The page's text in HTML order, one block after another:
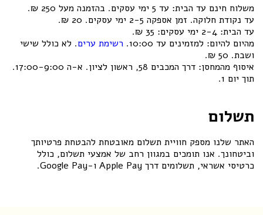
משלוח חינם עד הבית: עד 5 ימי עסקים. בהזמנה מעל 250 ₪.
עד נקודת חלוקה. זמן אספקה 2-5 ימי עסקים. 20 ₪.
עד הבית: 2-4 ימי עסקים: 35 ₪.
מהיום להיום: למזמינים עד 10:00.
רשימת ערים. לא כולל שישי
ושבת. 50 ₪.
איסוף מהמחסן: דרך המכבים 58, ראשון לציון. א-ה 17:00-9:00.
תוך יום 1.
תשלום
האתר שלנו מספק חוויית תשלום מאובטחת להבטחת פרטיותך
וביטחונך. אנו תומכים במגוון רחב של אמצעי תשלום, כולל
כרטיסי אשראי, תשלומים דרך Apple Pay ו-Google Pay.